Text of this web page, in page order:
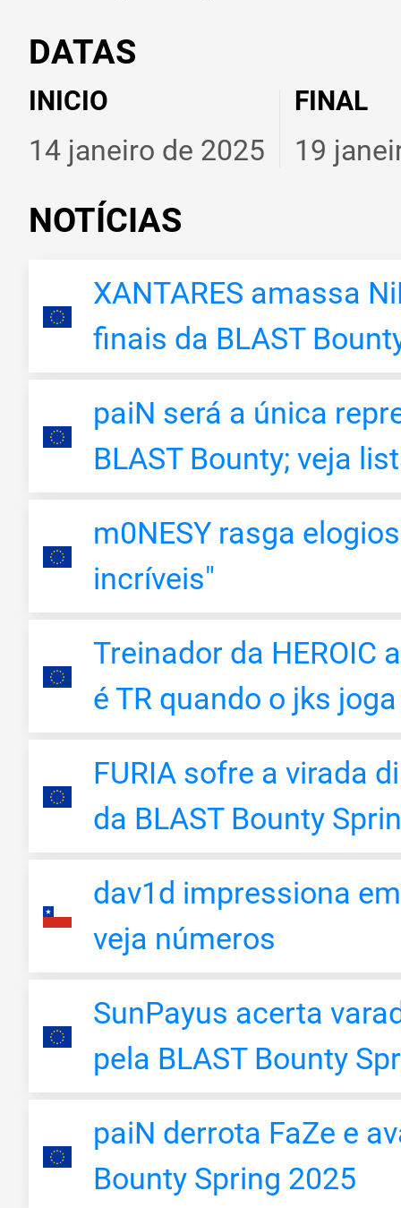
DATAS
INICIO
14 janeiro de 2025
FINAL
19
NOTÍCIAS
XANTARES amassa
finais da BLAST
paiN será a única
BLAST Bounty; veja
m0NESY rasga
incríveis"
Treinador da HEROIC
é TR quando o jks
FURIA sofre a virada
da BLAST Bounty
dav1d impressiona
veja números
SunPayus acerta
pela BLAST Bounty
paiN derrota FaZe e
Bounty Spring 2025